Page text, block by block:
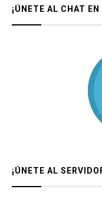
¡ÚNETE AL CHAT
¡ÚNETE AL